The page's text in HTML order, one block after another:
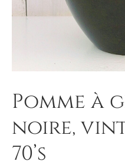
Pomme à
noire,
70’s